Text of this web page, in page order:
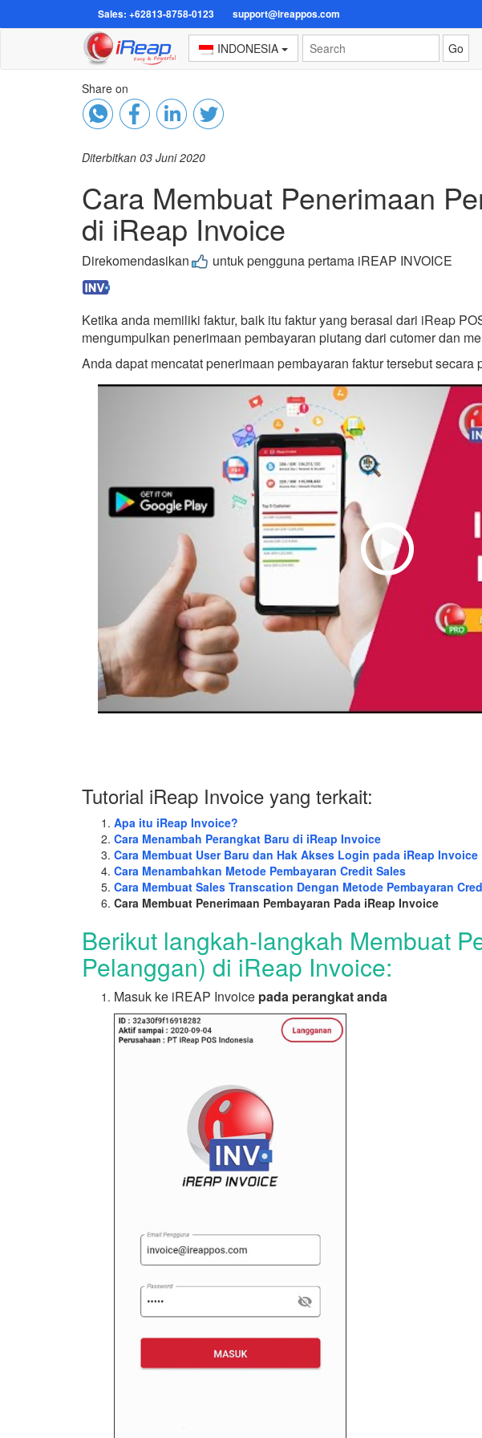
Sales: +62813-8758-0123 support@ireappos.com
INDONESIA
Share on
Diterbitkan 03 Juni 2020
Cara Membuat Penerimaan
di iReap Invoice
Direkomendasikan untuk pengguna pertama iREAP INVOICE
Ketika anda memiliki faktur, baik itu faktur yang berasal dari iReap
mengumpulkan penerimaan pembayaran piutang dari cutomer dan
Anda dapat mencatat penerimaan pembayaran faktur tersebut
Tutorial iReap Invoice yang terkait:
Apa itu iReap Invoice?
Cara Menambah Perangkat Baru di iReap Invoice
Cara Membuat User Baru dan Hak Akses Login pada iReap Invoice
Cara Menambahkan Metode Pembayaran Credit Sales
Cara Membuat Sales Transcation Dengan Metode Pembayaran
Cara Membuat Penerimaan Pembayaran Pada iReap Invoice
Berikut langkah-langkah Membuat
Pelanggan) di iReap Invoice:
Masuk ke iREAP Invoice pada perangkat anda